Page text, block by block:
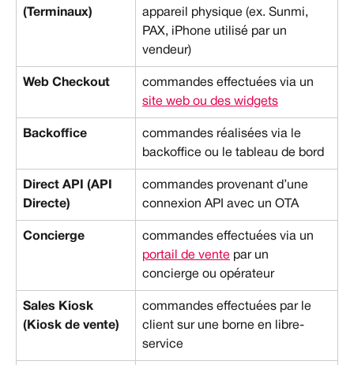
(Terminaux)
appareil physique (ex. Sunmi,
PAX, iPhone utilisé par un
vendeur)
Web Checkout
commandes effectuées via un
site web ou des widgets
Backoffice
commandes réalisées via le
backoffice ou le tableau de bord
Direct API (API
Directe)
commandes provenant d’une
connexion API avec un OTA
Concierge
commandes effectuées via un
portail de vente par un
concierge ou opérateur
Sales Kiosk
(Kiosk de vente)
commandes effectuées par le
client sur une borne en libre-
service